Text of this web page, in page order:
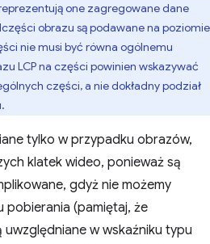
one zagregowane dane
obrazu są podawane na poziomie
nie musi być równa ogólnemu
LCP na części powinien wskazywać
części, a nie dokładny podział
tylko w przypadku obrazów,
klatek wideo, ponieważ są
gdyż nie możemy
pobierania (pamiętaj, że
w wskaźniku typu